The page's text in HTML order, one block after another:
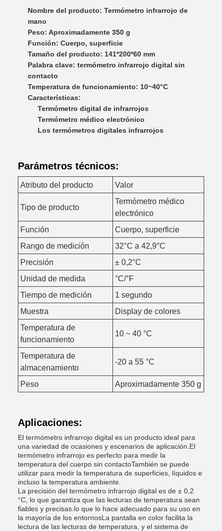
Nombre del producto: Termómetro infrarrojo de
mano
Peso: Aproximadamente 350 g
Función: Cuerpo, superficie
Tamaño del producto: 141*200*60 mm
Palabra clave: termómetro infrarrojo digital sin
contacto
Temperatura de funcionamiento: 10~40°C
Características:
Termómetro digital de infrarrojos
Termómetro médico electrónico
Los termómetros digitales infrarrojos
Parámetros técnicos:
Atributo del producto Valor
Tipo de producto
Termómetro médico
electrónico
Función
Cuerpo, superficie
Rango de medición
32°C a 42,9°C
Precisión
± 0,2°C
Unidad de medida
°C/°F
Tiempo de medición
1 segundo
Muestra
Display de colores
Temperatura de
funcionamiento
10 ~ 40 °C
Temperatura de
almacenamiento
-20 a 55 °C
Peso Aproximadamente 350 g
Aplicaciones:
El termómetro infrarrojo digital es un producto ideal para
una variedad de ocasiones y escenarios de aplicación.El
termómetro infrarrojo es perfecto para medir la
temperatura del cuerpo sin contactoTambién se puede
utilizar para medir la temperatura de superficies, líquidos e
incluso la temperatura ambiente.
La precisión del termómetro infrarrojo digital es de ± 0,2
°C, lo que garantiza que las lecturas de temperatura sean
fiables y precisas.lo que lo hace adecuado para su uso en
la mayoría de los entornosLa pantalla en color facilita la
lectura de las lecturas de temperatura, y el sistema de